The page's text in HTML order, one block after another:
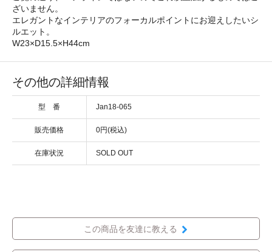
ざいません。
エレガントなインテリアのフォーカルポイントにお迎えしたいシ
ルエット。
W23×D15.5×H44cm
その他の詳細情報
型 番 Jan18-065
販売価格 0円(税込)
在庫状況 SOLD OUT
この商品を友達に教える